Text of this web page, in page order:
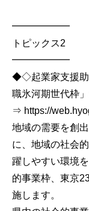
━━━━━━
トピックス2
━━━━━━
◆◇起業家支援助
職氷河期世代枠
⇒ https://
地域の需要を創
に、地域の社会
躍しやすい環境
的事業枠、東京
施します。